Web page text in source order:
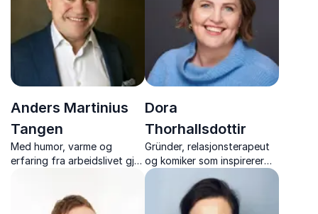
Anders Martinius
Tangen
Med humor, varme og
erfaring fra arbeidslivet gjør
og robusthet gjenkjennelige
Dora
Thorhallsdottir
Gründer, relasjonsterapeut
og komiker som inspirerer
og gir deg konkrete verktøy
for å skape bedre relasjoner.